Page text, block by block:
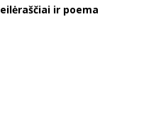
eilėraščiai ir poema